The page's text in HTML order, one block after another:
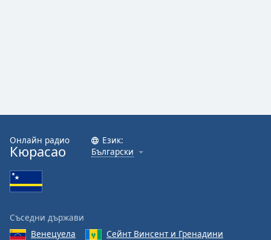
Онлайн радио
Кюрасао
Език:
Български
Съседни държави
Венецуела
Сейнт Винсент и Гренадини